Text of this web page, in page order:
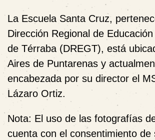
La Escuela Santa Cruz,
Dirección Regional de
de Térraba (DREGT), está
Aires de Puntarenas y
encabezada por su director el
Lázaro Ortiz.
Nota: El uso de las fotografías
cuenta con el consentimiento de